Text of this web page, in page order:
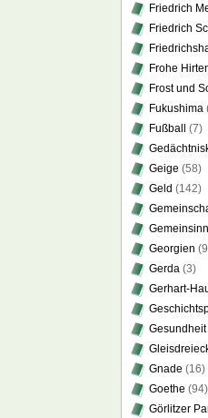
Friedrich
Friedrich
Frohe
Frost und
Fukushima
Fußball
(7)
Geige (58)
Geld (142)
Gemeinsinn
Georgien
Gerda (3)
Gerhart-
Gesundheit
Gnade (16)
Goethe (94)
Görlitzer